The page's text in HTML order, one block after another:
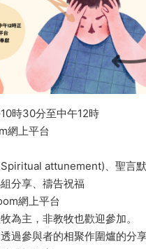
時30分至中午12時
網上平台
attunement)、聖言
分享、禱告祝福
網上平台
為主，非教牧也歡迎參加。
過參與者的相聚作圍爐的分